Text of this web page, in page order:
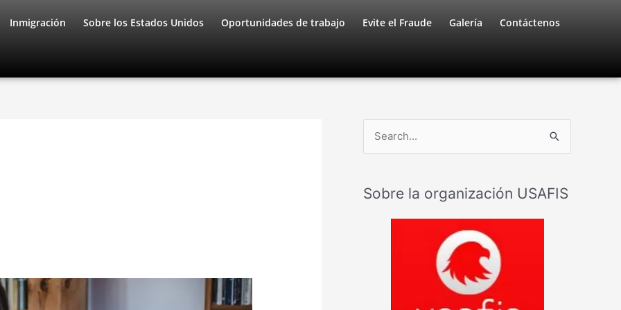
Inmigración Sobre los Estados Unidos Oportunidades de trabajo Evite el Fraude Galería Contáctenos
c
Sobre la organización USAFIS